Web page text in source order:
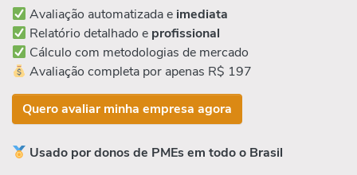
Avaliação automatizada e imediata
Relatório detalhado e profissional
Cálculo com metodologias de mercado
Avaliação completa por apenas R$ 197
Quero avaliar minha empresa agora
Usado por donos de PMEs em todo o Brasil